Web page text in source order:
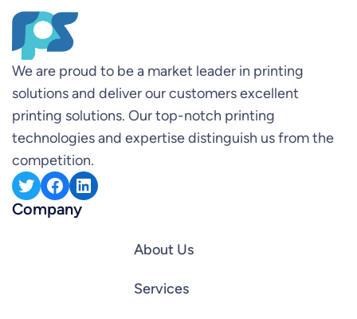
We are proud to be a market leader in printing
solutions and deliver our customers excellent
printing solutions. Our top-notch printing
technologies and expertise distinguish us from the
competition.
Twitter Facebook LinkedIn
Company
About Us
Services